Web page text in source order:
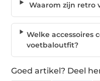
Waarom zijn retro
Welke accessoires
voetbaloutfit?
Goed artikel? Deel